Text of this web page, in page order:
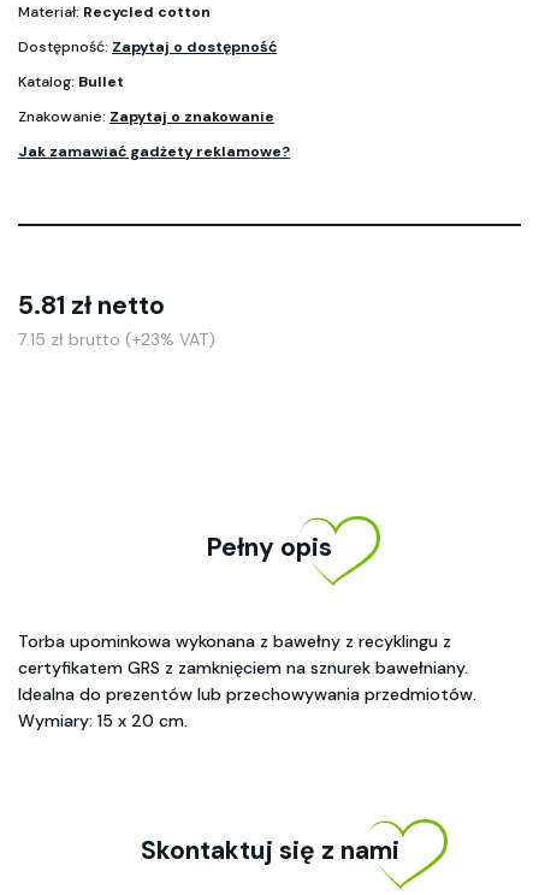
Materiał: Recycled cotton
Dostępność: Zapytaj o dostępność
Katalog: Bullet
Znakowanie: Zapytaj o znakowanie
Jak zamawiać gadżety reklamowe?
5.81 zł netto
7.15 zł brutto (+23% VAT)
Pełny opis
Torba upominkowa wykonana z bawełny z recyklingu z
certyfikatem GRS z zamknięciem na sznurek bawełniany.
Idealna do prezentów lub przechowywania przedmiotów.
Wymiary: 15 x 20 cm.
Skontaktuj się z nami